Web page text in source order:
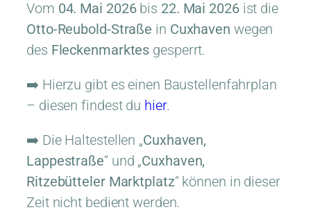
Vom 04. Mai 2026bis 22. Mai 2026ist die
Otto-Reubold-Straße in Cuxhaven wegen
des Fleckenmarktes gesperrt.
➡️ Hierzu gibt es einen Baustellenfahrplan
– diesen findest du hier.
➡️ Die Haltestellen „Cuxhaven,
Lappestraße“ und „Cuxhaven,
Ritzebütteler Marktplatz“ können in dieser
Zeit nicht bedient werden.